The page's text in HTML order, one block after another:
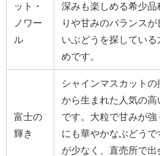
ット・
ノワー
ル
深みも楽しめる希少品
りや甘みのバランスが
いぶどうを探している
めです。
富士の
輝き
シャインマスカットの
から生まれた人気の高
です。大粒で甘みが強
にも華やかなぶどうで
が少なく、直売所で出